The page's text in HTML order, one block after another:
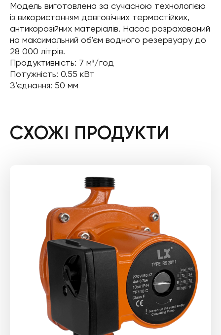
Модель виготовлена за сучасною технологією
із використанням довговічних термостійких,
антикорозійних матеріалів. Насос розрахований
на максимальний об’єм водного резервуару до
28 000 літрів.
Продуктивність: 7 м³/год
Потужність: 0.55 кВт
З’єднання: 50 мм
СХОЖІ ПРОДУКТИ